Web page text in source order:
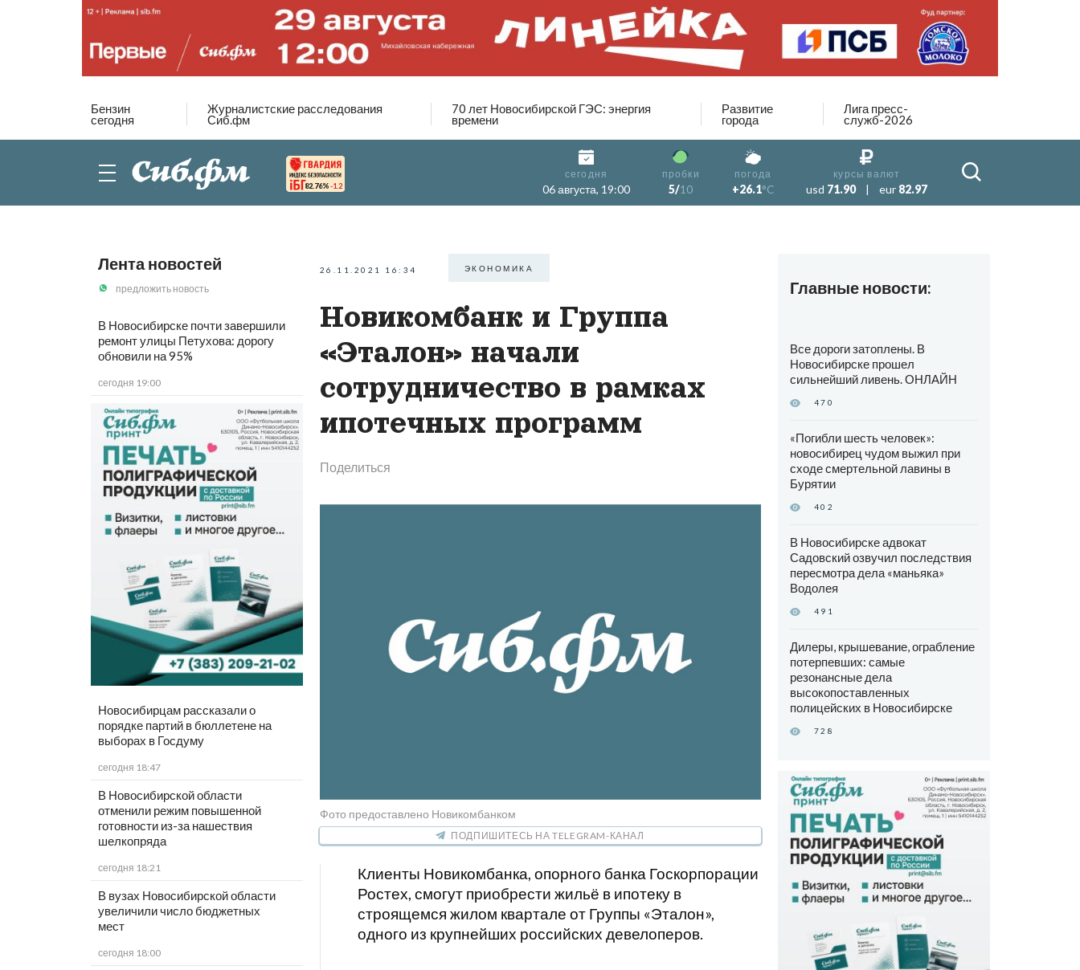
Бензин
сегодня
Журналистские расследования
Сиб.фм
70 лет Новосибирской ГЭС: энергия
времени
Развитие
города
Лига пресс-
служб-2026
82.76% -1.2
сегодня
06 августа, 19:00
пробки
5/10
погода
+26.1°C
курсы валют
usd 71.90 | eur 82.97
Лента новостей
предложить новость
В Новосибирске почти завершили
ремонт улицы Петухова: дорогу
обновили на 95%
сегодня 19:00
Новосибирцам рассказали о
порядке партий в бюллетене на
выборах в Госдуму
сегодня 18:47
В Новосибирской области
отменили режим повышенной
готовности из-за нашествия
шелкопряда
сегодня 18:21
В вузах Новосибирской области
увеличили число бюджетных
мест
сегодня 18:00
26.11.2021 16:34 ЭКОНОМИКА
Новикомбанк и Группа
«Эталон» начали
сотрудничество в рамках
ипотечных программ
Поделиться
Фото предоставлено Новикомбанком
ПОДПИШИТЕСЬ НА TELEGRAM-КАНАЛ
Клиенты Новикомбанка, опорного банка Госкорпорации
Ростех, смогут приобрести жильё в ипотеку в
строящемся жилом квартале от Группы «Эталон»,
одного из крупнейших российских девелоперов.
Главные новости:
Все дороги затоплены. В
Новосибирске прошел
сильнейший ливень. ОНЛАЙН
470
«Погибли шесть человек»:
новосибирец чудом выжил при
сходе смертельной лавины в
Бурятии
402
В Новосибирске адвокат
Садовский озвучил последствия
пересмотра дела «маньяка»
Водолея
491
Дилеры, крышевание, ограбление
потерпевших: самые
резонансные дела
высокопоставленных
полицейских в Новосибирске
728